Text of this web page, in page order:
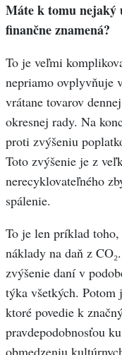
Máte k tomu nejaký
finančne znamená?
To je veľmi
nepriamo ovplyvňuje
vrátane tovarov
okresnej rady. Na
proti zvýšeniu
Toto zvýšenie je z
nerecyklovateľného
spálenie.
To je len príklad
náklady na daň z
zvýšenie daní v
týka všetkých. Potom
ktoré povedie k
pravdepodobnosťou